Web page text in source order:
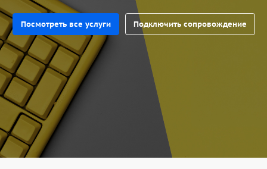
Посмотреть все услуги Подключить сопровождение